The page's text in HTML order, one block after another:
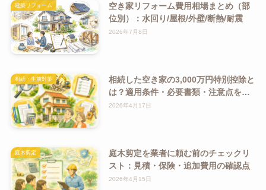
建築リフォーム
空き家リフォーム費用相場まとめ（部
位別）：水回り/屋根/外壁/断熱/耐震
2026年7月8日
相続・生前対策
相続した空き家の3,000万円特別控除と
は？適用条件・必要書類・注意点をわ
かりやすく解説
2026年4月17日
庭木剪定
庭木剪定を業者に頼む前のチェックリ
スト：見積・保険・追加費用の確認点
2026年4月15日